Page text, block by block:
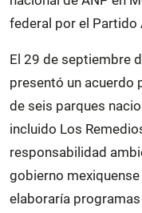
federal por el Partido
El 29 de septiembre
presentó un acuerdo
de seis parques
incluido Los
responsabilidad
gobierno
elaboraría